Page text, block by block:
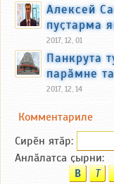
Алексей
пуҫтарма
2017, 12, 01
Панкрута
парӑмне
2017, 12, 14
Комментариле
Сирӗн ятӑp:
Анлӑлатса ҫырни:
B T